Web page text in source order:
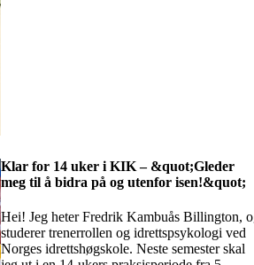
Klar for 14 uker i KIK – &quot;Gleder
meg til å bidra på og utenfor isen!&quot;
Hei! Jeg heter Fredrik Kambuås Billington,
studerer trenerrollen og idrettspsykologi ved
Norges idrettshøgskole. Neste semester skal